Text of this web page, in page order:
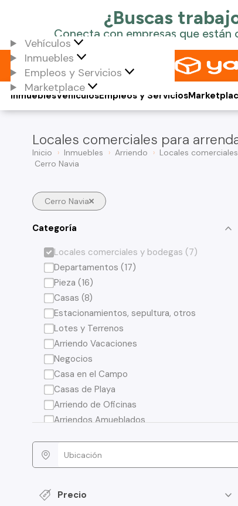
Vehículos
Inmuebles
Empleos y Servicios
Marketplace
Vehículos
Inmuebles Empleos y Servicios
Locales comerciales para
Inicio Inmuebles Arriendo Locales
Cerro Navia
Cerro Navia
Categoría
Locales comerciales y bodegas (7)
Departamentos (17)
Pieza (16)
Casas (8)
Estacionamientos, sepultura, otros
Lotes y Terrenos
Arriendo Vacaciones
Negocios
Casa en el Campo
Casas de Playa
Arriendo de Oficinas
Arriendos Amueblados
Precio